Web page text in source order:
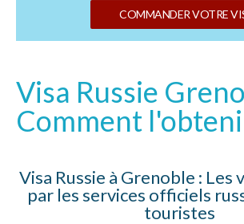
COMMANDER VOTRE
Visa Russie
Comment
Visa Russie à Grenoble : Les
par les services officiels
touristes